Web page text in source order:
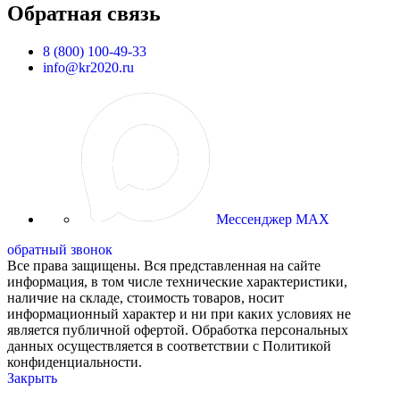
Обратная связь
8 (800) 100-49-33
info@kr2020.ru
Мессенджер MAX
обратный звонок
Все права защищены. Вся представленная на сайте
информация, в том числе технические характеристики,
наличие на складе, стоимость товаров, носит
информационный характер и ни при каких условиях не
является публичной офертой. Обработка персональных
данных осуществляется в соответствии с Политикой
конфиденциальности.
Закрыть